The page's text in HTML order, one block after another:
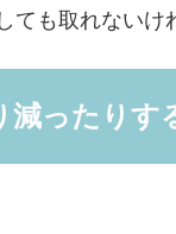
ても取れないけ
ったりす